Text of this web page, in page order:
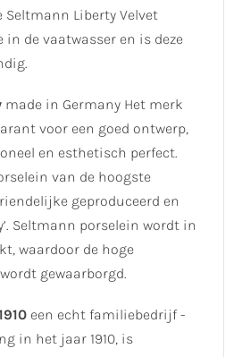
Seltmann Liberty Velvet
in de vaatwasser en is deze
made in Germany Het merk
voor een goed ontwerp,
en esthetisch perfect.
van de hoogste
geproduceerd en
Seltmann porselein wordt in
waardoor de hoge
gewaarborgd.
een echt familiebedrijf -
in het jaar 1910, is